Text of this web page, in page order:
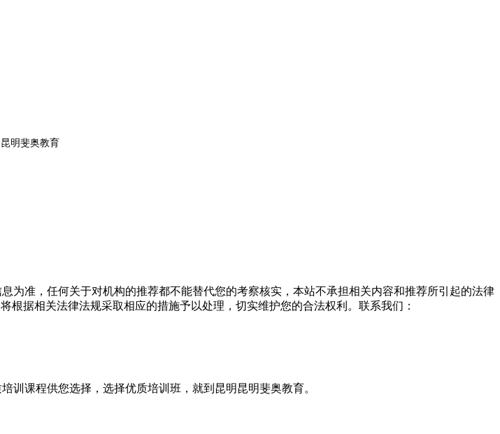
昆明斐奥教育
为准，任何关于对机构的推荐都不能替代您的考察核实，本站不承担相关内容和推荐所引起的法律
据相关法律法规采取相应的措施予以处理，切实维护您的合法权利。联系我们：
训课程供您选择，选择优质培训班，就到昆明昆明斐奥教育。